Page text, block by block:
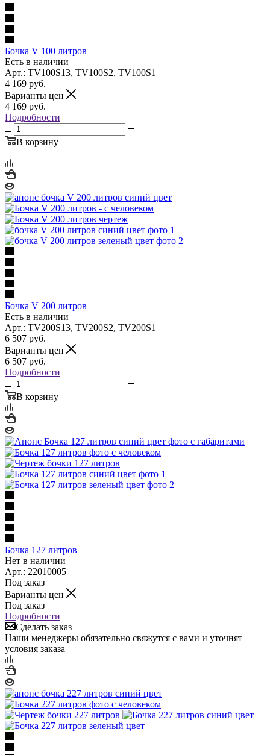
Бочка V 100 литров
Есть в наличии
Арт.: TV100S13, TV100S2, TV100S1
4 169 руб.
Варианты цен
4 169 руб.
Подробности
В корзину
Бочка V 200 литров
Есть в наличии
Арт.: TV200S13, TV200S2, TV200S1
6 507 руб.
Варианты цен
6 507 руб.
Подробности
В корзину
Бочка 127 литров
Нет в наличии
Арт.: 22010005
Под заказ
Варианты цен
Под заказ
Подробности
Сделать заказ
Наши менеджеры обязательно свяжутся с вами и уточнят
условия заказа